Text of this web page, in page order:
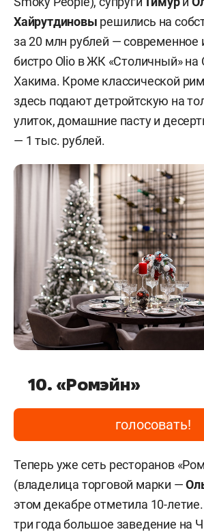
Хайрутдиновы решились на
за 20 млн рублей — современное
бистро Olio в ЖК «Столичный» на
Хакима. Кроме классической
здесь подают детройтскую на
улиток, домашние пасту и
— 1 тыс. рублей.
10. «Ромэйн»
голосовать!
Теперь уже сеть ресторанов
(владелица торговой марки —
этом декабре отметила 10-
три года большое заведение на